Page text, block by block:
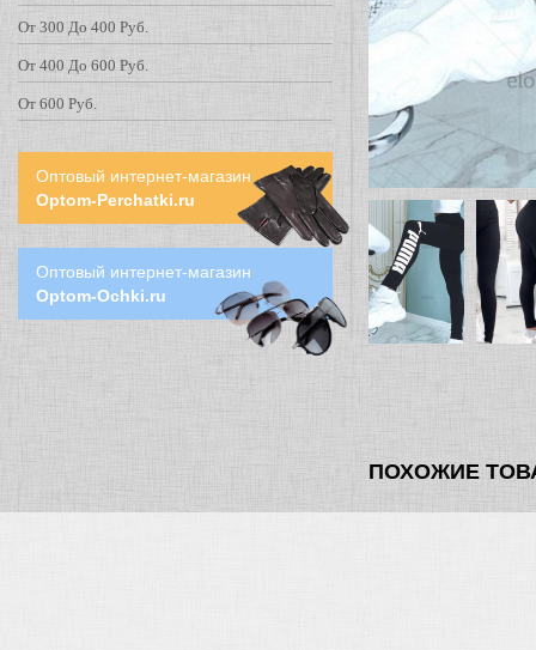
ПОХОЖИЕ
От 300 До 400 Руб.
От 400 До 600 Руб.
От 600 Руб.
Оптовый интернет-магазин
Optom-Perchatki.ru
Оптовый интернет-магазин
Optom-Ochki.ru